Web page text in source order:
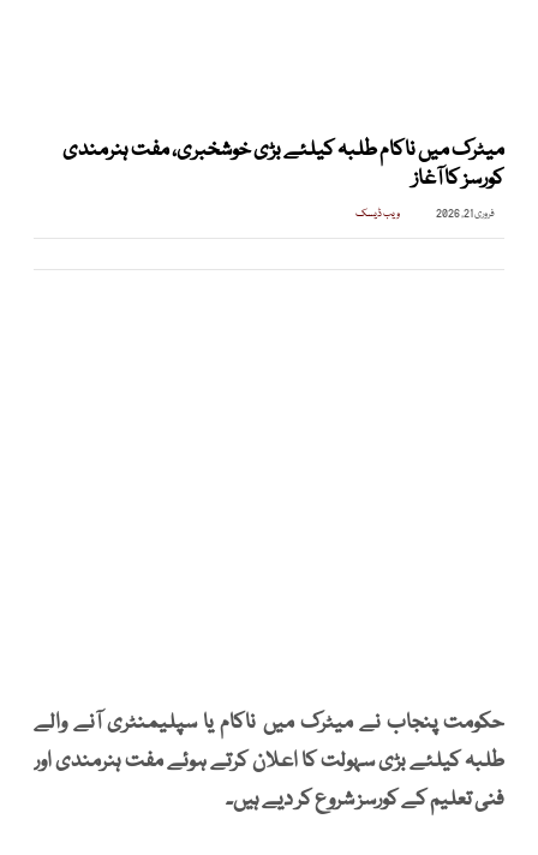
میٹرک میں ناکام طلبہ کیلئے بڑی خوشخبری، مفت ہنرمندی
کورسز کا آغاز
فروری 21, 2026 ویب ڈیسک
حکومت پنجاب نے میٹرک میں ناکام یا سپلیمنٹری آنے والے
طلبہ کیلئے بڑی سہولت کا اعلان کرتے ہوئے مفت ہنرمندی اور
فنی تعلیم کے کورسز شروع کر دیے ہیں۔